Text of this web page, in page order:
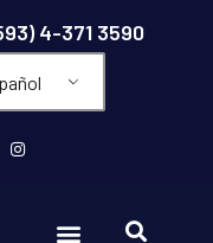
4-371 3590